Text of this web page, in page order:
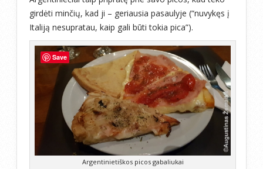
girdėti minčių, kad ji – geriausia pasaulyje (“nuvykęs į
Italiją nesupratau, kaip gali būti tokia pica”).
Argentinietiškos picos gabaliukai
Save